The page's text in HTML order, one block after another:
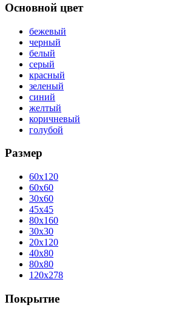
Основной цвет
бежевый
черный
белый
серый
красный
зеленый
синий
желтый
коричневый
голубой
Размер
60x120
60x60
30x60
45x45
80x160
30x30
20x120
40x80
80x80
120x278
Покрытие